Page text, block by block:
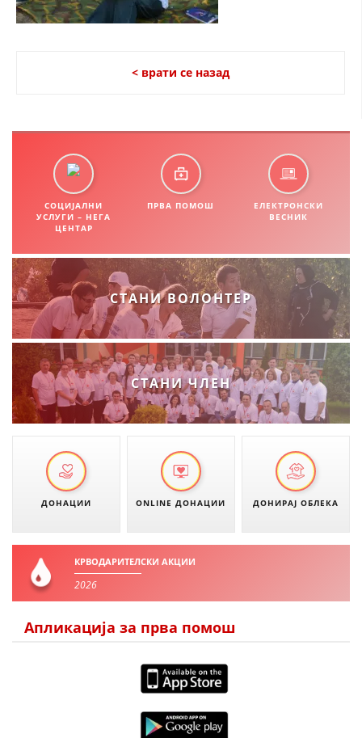
СТРУКТУРА НА ОРГАНИЗАЦИЈАТА
ЧЛЕНСТВО ВО ПРОФЕСИОНАЛНИ ТЕЛА
СТАТУТ НА ЦКРМ
ОРГАНИЗАЦИЈА И РАЗВОЈ
РАКОВОДЕН ОДБОР
СОБРАНИЕ
СТРУКТУРА И ОРГАНИЗАЦИОНА ПОСТАВЕНОСТ
ДИСЕМИНАЦИЈА
ПРОМОЦИЈА НА ХУМАНИ ВРЕДНОСТИ
УПОТРЕБА И ЗАШТИТА НА АМБЛЕМОТ
ПОДГОТВЕНОСТ И ДЕЈСТВО ПРИ КАТАСТРОФИ
ОДНОСИ СО ЈАВНОСТ
МЕЃУНАРОДНА СОРАБОТКА
< врати се назад
СОЦИЈАЛНИ
УСЛУГИ – НЕГА
ЦЕНТАР
ПРВА ПОМОШ
ЕЛЕКТРОНСКИ
ВЕСНИК
СТАНИ ВОЛОНТЕР
СТАНИ ЧЛЕН
ДОНАЦИИ ONLINE ДОНАЦИИ ДОНИРАЈ ОБЛЕКА
КРВОДАРИТЕЛСКИ АКЦИИ
2026
Апликација за прва помош